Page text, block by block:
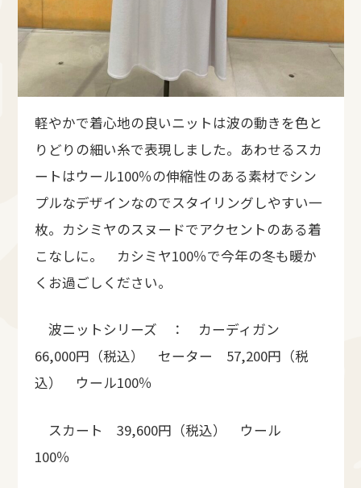
軽やかで着心地の良いニットは波の動きを色と
りどりの細い糸で表現しました。あわせるスカ
ートはウール100％の伸縮性のある素材でシン
プルなデザインなのでスタイリングしやすい一
枚。カシミヤのスヌードでアクセントのある着
こなしに。 カシミヤ100％で今年の冬も暖か
くお過ごしください。
波ニットシリーズ ： カーディガン
66,000円（税込） セーター 57,200円（税
込） ウール100％
スカート 39,600円（税込） ウール
100％